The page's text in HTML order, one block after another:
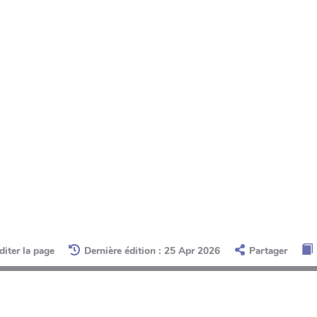
la page Dernière édition : 25 Apr 2026 Partager